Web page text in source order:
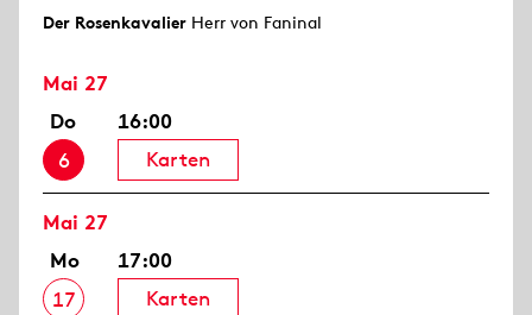
Der Rosen­kavalier Herr von Faninal
Mai 27
Do
6
16:00
Karten
Mai 27
Mo
17
17:00
Karten